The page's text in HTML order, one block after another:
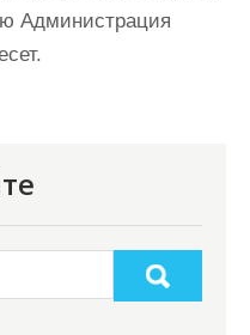
Администрация